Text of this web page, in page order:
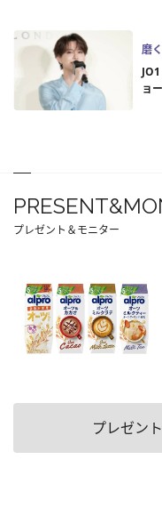
磨く
ョ
プレゼント＆モニター
プレゼン